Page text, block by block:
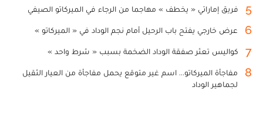
5 فريق إماراتي « يخطف » مهاجما من الرجاء في الميركاتو الصيفي
6 عرض خارجي يفتح باب الرحيل أمام نجم الوداد في « الميركاتو »
7 كواليس تعثر صفقة الوداد الضخمة بسبب « شرط واحد »
8
مفاجأة الميركاتو... اسم غير متوقع يحمل مفاجأة من العيار الثقيل
لجماهير الوداد